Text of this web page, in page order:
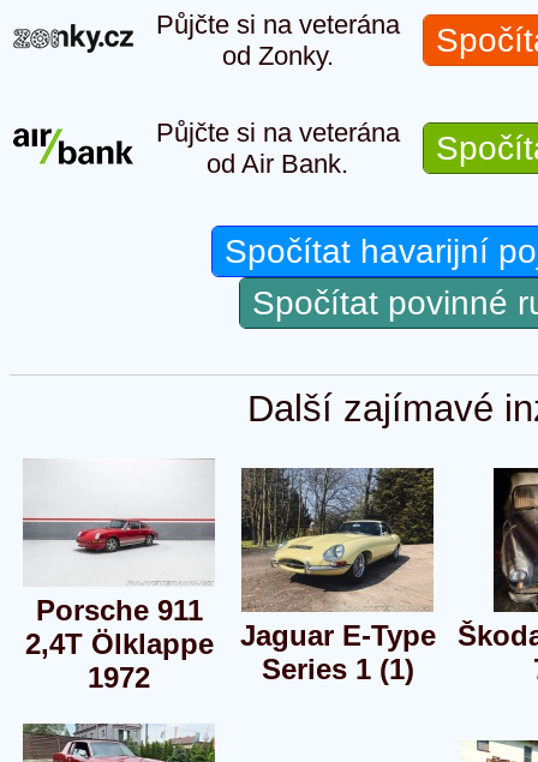
Půjčte si na veterána
od Zonky.
Půjčte si na veterána
od Air Bank.
Spočítat havarijní
Spočítat povinné
Další zajímavé
Porsche 911
2,4T Ölklappe
1972
Jaguar E-Type
Series 1 (1)